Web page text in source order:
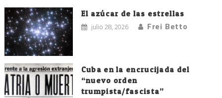
El azúcar de las estrellas
julio 28, 2026 Frei Betto
Cuba en la encrucijada del
“nuevo orden
trumpista/fascista”